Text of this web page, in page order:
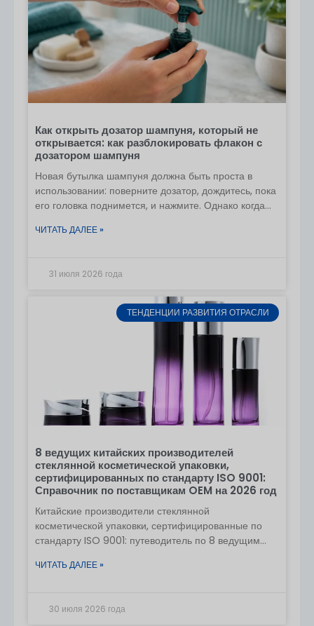
Как открыть дозатор шампуня, который не
открывается: как разблокировать флакон с
дозатором шампуня
Новая бутылка шампуня должна быть проста в
использовании: поверните дозатор, дождитесь, пока
его головка поднимется, и нажмите. Однако когда
ЧИТАТЬ ДАЛЕЕ »
31 июля 2026 года
ТЕНДЕНЦИИ РАЗВИТИЯ ОТРАСЛИ
8 ведущих китайских производителей
стеклянной косметической упаковки,
сертифицированных по стандарту ISO 9001:
Справочник по поставщикам OEM на 2026 год
Китайские производители стеклянной
косметической упаковки, сертифицированные по
стандарту ISO 9001: путеводитель по 8 ведущим
косметики. Китай стал одним из ведущих мировых
ЧИТАТЬ ДАЛЕЕ »
30 июля 2026 года